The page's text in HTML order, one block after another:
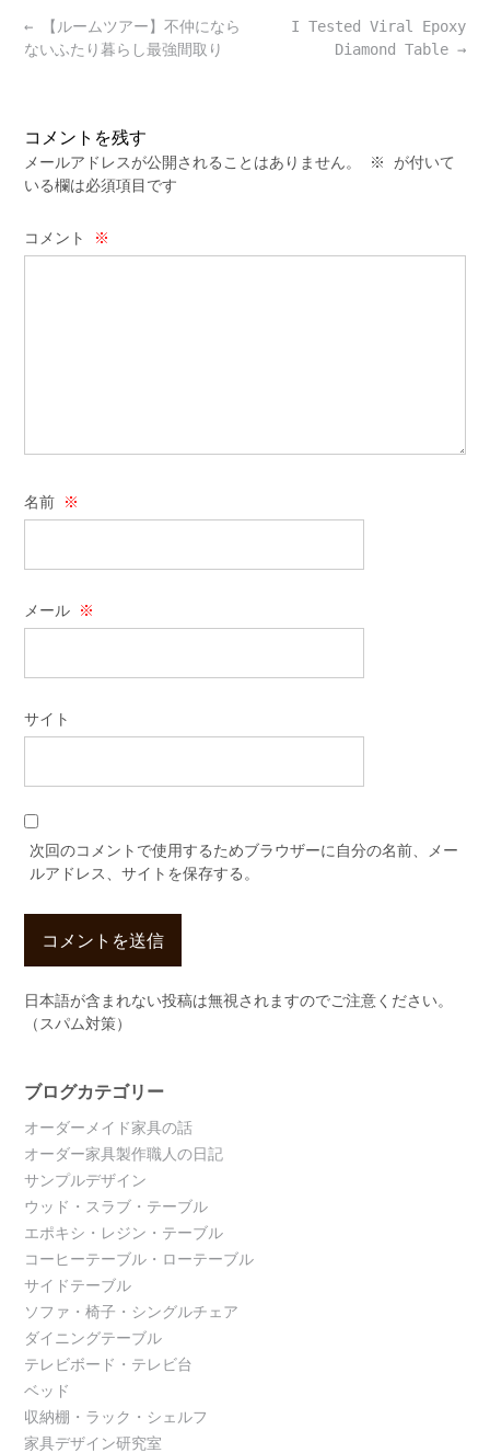
Post
navigation
I Tested Viral Epoxy
Diamond Table →
← 【ルームツアー】不仲になら
ないふたり暮らし最強間取り
コメントを残す
メールアドレスが公開されることはありません。 ※
が付いて
いる欄は必須項目です
コメント ※
名前 ※
メール ※
サイト
次回のコメントで使用するためブラウザーに自分の名前、メー
ルアドレス、サイトを保存する。
日本語が含まれない投稿は無視されますのでご注意ください。
（スパム対策）
ブログカテゴリー
オーダーメイド家具の話
オーダー家具製作職人の日記
サンプルデザイン
ウッド・スラブ・テーブル
エポキシ・レジン・テーブル
コーヒーテーブル・ローテーブル
サイドテーブル
ソファ・椅子・シングルチェア
ダイニングテーブル
テレビボード・テレビ台
ベッド
収納棚・ラック・シェルフ
家具デザイン研究室